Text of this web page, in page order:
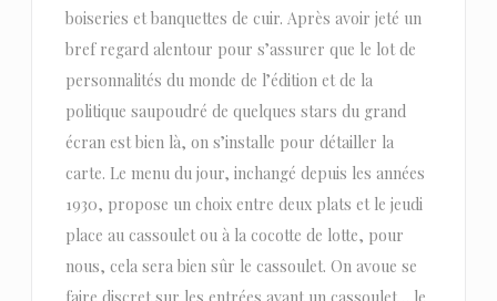
boiseries et banquettes de cuir. Après avoir jeté un
bref regard alentour pour s’assurer que le lot de
personnalités du monde de l’édition et de la
politique saupoudré de quelques stars du grand
écran est bien là, on s’installe pour détailler la
carte. Le menu du jour, inchangé depuis les années
1930, propose un choix entre deux plats et le jeudi
place au cassoulet ou à la cocotte de lotte, pour
nous, cela sera bien sûr le cassoulet. On avoue se